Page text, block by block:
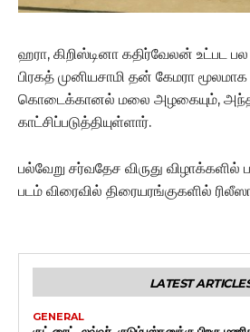
ஹரா, கிறிஸ்டினா கதிர்வேலன் உட்பட பல
பிரகத் முனியசாமி தன் கேமரா
கொடைக்கானல் மலை அழகையும், அந்த
காட்சிப்படுத்தியுள்ளார்.
பல்வேறு சர்வதேச விருது
படம் விரைவில் திரையரங்குகளில்
LATEST
GENERAL